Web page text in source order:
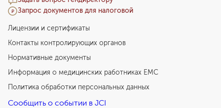
Запрос документов для налоговой
Лицензии и сертификаты
Контакты контролирующих органов
Нормативные документы
Информация о медицинских работниках EMC
Политика обработки персональных данных
Сообщить о событии в JCI